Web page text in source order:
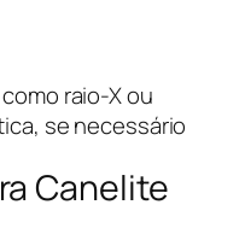
raio-X ou
se necessário
Canelite